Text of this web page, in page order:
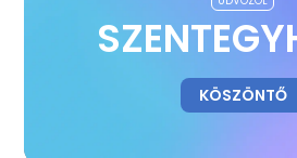
KÖSZÖNTŐ